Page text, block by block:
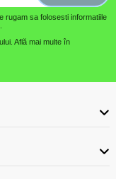
rugam sa folosesti informatiile
Află mai multe în